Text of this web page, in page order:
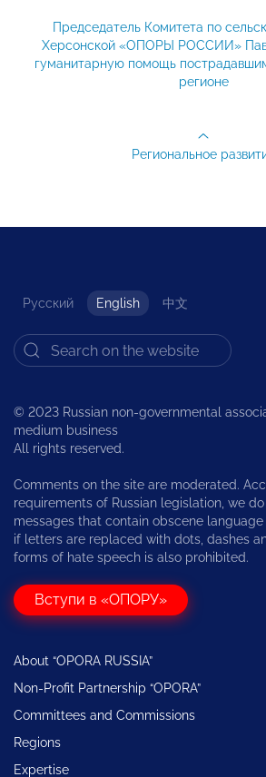
Председатель Комитета по
Херсонской «ОПОРЫ РОССИИ»
гуманитарную помощь
регионе
Региональное
Русский English 中文
© 2023 Russian non-governmental
medium business
All rights reserved.
Comments on the site are moderated.
requirements of Russian legislation, we
messages that contain obscene
if letters are replaced with dots, dashes
forms of hate speech is also prohibited.
Вступи в «ОПОРУ»
About “OPORA RUSSIA”
Non-Profit Partnership “OPORA”
Committees and Commissions
Regions
Expertise